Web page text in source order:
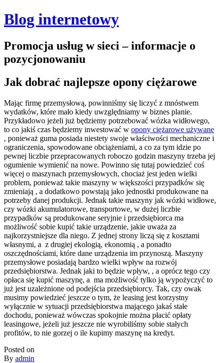
Blog internetowy
Promocja usług w sieci – informacje o
pozycjonowaniu
Jak dobrać najlepsze opony ciężarowe
Mając firmę przemysłową, powinniśmy się liczyć z mnóstwem
wydatków, które mało kiedy uwzględniamy w biznes planie.
Przykładowo jeżeli już będziemy potrzebować wózka widłowego,
to co jakiś czas będziemy inwestować w opony ciężarowe używane
, ponieważ guma posiada niestety swoje właściwości mechaniczne i
ograniczenia, spowodowane obciążeniami, a co za tym idzie po
pewnej liczbie przepracowanych roboczo godzin maszyny trzeba jej
ogumienie wymienić na nowe. Powinno się tutaj powiedzieć coś
więcej o maszynach przemysłowych, chociaż jest jeden wielki
problem, ponieważ takie maszyny w większości przypadków się
zmieniają , a dodatkowo powstają jako jednostki produkowane na
potrzeby danej produkcji. Jednak takie maszyny jak wózki widłowe,
czy wózki akumulatorowe, transportowe, w dużej liczbie
przypadków są produkowane seryjnie i przedsiębiorca ma
możliwość sobie kupić takie urządzenie, jakie uważa za
najkorzystniejsze dla niego. Z jednej strony liczą się z kosztami
własnymi, a z drugiej ekologią, ekonomią , a ponadto
oszczędnościami, które dane urządzenia im przynoszą. Maszyny
przemysłowe posiadają bardzo wielki wpływ na rozwój
przedsiębiorstwa. Jednak jaki to będzie wpływ, , a oprócz tego czy
opłaca się kupić maszynę, a ma możliwość tylko ją wypożyczyć to
już jest uzależnione od podejścia przedsiębiorcy. Tak, czy owak
musimy powiedzieć jeszcze o tym, że leasing jest korzystny
wyłącznie w sytuacji przedsiębiorstwa mającego jakaś stałe
dochodu, ponieważ wówczas spokojnie można płacić opłaty
leasingowe, jeżeli już jeszcze nie wyrobiliśmy sobie stałych
profitów, to nie gorzej o ile kupimy maszynę na kredyt.
Posted on
By admin